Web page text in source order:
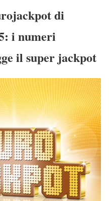
di
i numeri
il super jackpot